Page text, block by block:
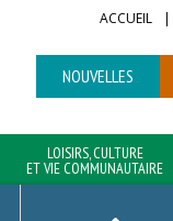
ACCUEIL
NOUVELLES
LOISIRS, CULTURE
ET VIE COMMUNAUTAIRE